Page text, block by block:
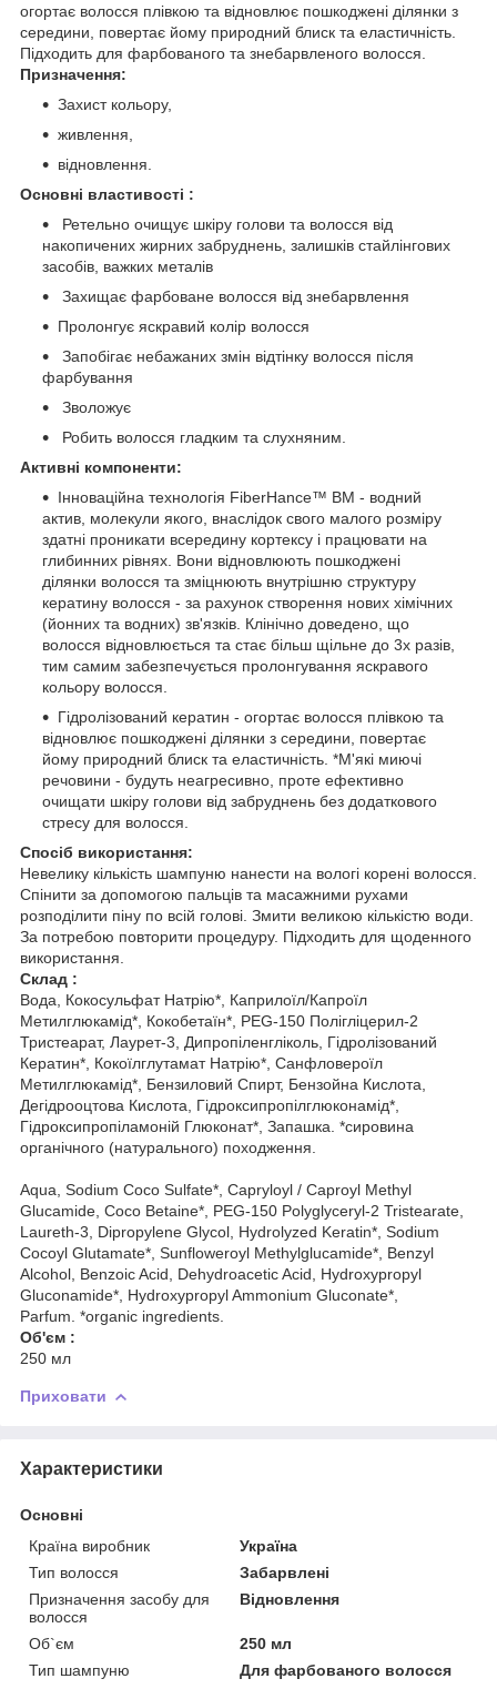
огортає волосся плівкою та відновлює пошкоджені ділянки з
середини, повертає йому природний блиск та еластичність.
Підходить для фарбованого та знебарвленого волосся.
Призначення:
Захист кольору,
живлення,
відновлення.
Основні властивості :
Ретельно очищує шкіру голови та волосся від
накопичених жирних забруднень, залишків стайлінгових
засобів, важких металів
Захищає фарбоване волосся від знебарвлення
Пролонгує яскравий колір волосся
Запобігає небажаних змін відтінку волосся після
фарбування
Зволожує
Робить волосся гладким та слухняним.
Активні компоненти:
Інноваційна технологія FiberHance™ BM - водний
актив, молекули якого, внаслідок свого малого розміру
здатні проникати всередину кортексу і працювати на
глибинних рівнях. Вони відновлюють пошкоджені
ділянки волосся та зміцнюють внутрішню структуру
кератину волосся - за рахунок створення нових хімічних
(йонних та водних) зв'язків. Клінічно доведено, що
волосся відновлюється та стає більш щільне до 3х разів,
тим самим забезпечується пролонгування яскравого
кольору волосся.
Гідролізований кератин - огортає волосся плівкою та
відновлює пошкоджені ділянки з середини, повертає
йому природний блиск та еластичність. *М'які миючі
речовини - будуть неагресивно, проте ефективно
очищати шкіру голови від забруднень без додаткового
стресу для волосся.
Спосіб використання:
Невелику кількість шампуню нанести на вологі корені волосся.
Спінити за допомогою пальців та масажними рухами
розподілити піну по всій голові. Змити великою кількістю води.
За потребою повторити процедуру. Підходить для щоденного
використання.
Склад :
Вода, Кокосульфат Натрію*, Каприлоїл/Капроїл
Метилглюкамід*, Кокобетаїн*, PEG-150 Полігліцерил-2
Тристеарат, Лаурет-3, Дипропіленгліколь, Гідролізований
Кератин*, Кокоїлглутамат Натрію*, Санфловероїл
Метилглюкамід*, Бензиловий Спирт, Бензойна Кислота,
Дегідрооцтова Кислота, Гідроксипропілглюконамід*,
Гідроксипропіламоній Глюконат*, Запашка. *сировина
органічного (натурального) походження.
Aqua, Sodium Coco Sulfate*, Capryloyl / Caproyl Methyl
Glucamide, Coco Betaine*, PEG-150 Polyglyceryl-2 Tristearate,
Laureth-3, Dipropylene Glycol, Hydrolyzed Keratin*, Sodium
Cocoyl Glutamate*, Sunfloweroyl Methylglucamide*, Benzyl
Alcohol, Benzoic Acid, Dehydroacetic Acid, Hydroxypropyl
Gluconamide*, Hydroxypropyl Ammonium Gluconate*,
Parfum. *organic ingredients.
Об'єм :
250 мл
Приховати
Характеристики
Основні
Країна виробник
Україна
Тип волосся
Забарвлені
Призначення засобу для
волосся
Відновлення
Об`єм
250 мл
Тип шампуню
Для фарбованого волосся